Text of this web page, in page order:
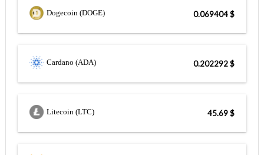
Dogecoin (DOGE) $ 0.069404
Cardano (ADA) $ 0.202292
Litecoin (LTC) $ 45.69